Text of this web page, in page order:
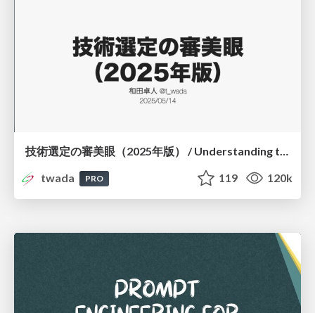
技術選定の審美眼（2025年版） / Understanding the Spiral of Technologies 2025 edition
twada
PRO 119 120k